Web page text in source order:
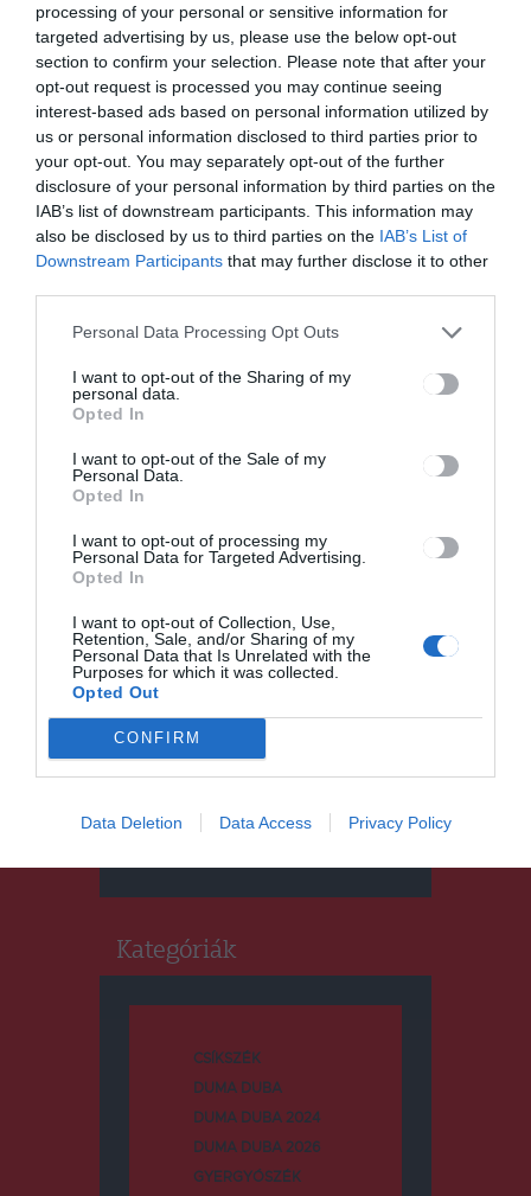
processing of your personal or sensitive information for
targeted advertising by us, please use the below opt-out
section to confirm your selection. Please note that after your
opt-out request is processed you may continue seeing
interest-based ads based on personal information utilized by
us or personal information disclosed to third parties prior to
your opt-out. You may separately opt-out of the further
disclosure of your personal information by third parties on the
IAB’s list of downstream participants. This information may
also be disclosed by us to third parties on the IAB’s List of
Downstream Participants that may further disclose it to other
Personal Data Processing Opt Outs
I want to opt-out of the Sharing of my
personal data.
Opted In
I want to opt-out of the Sale of my
Personal Data.
Opted In
I want to opt-out of processing my
Personal Data for Targeted Advertising.
Opted In
I want to opt-out of Collection, Use,
Retention, Sale, and/or Sharing of my
Personal Data that Is Unrelated with the
Purposes for which it was collected.
Opted Out
CONFIRM
Data Deletion Data Access Privacy Policy
Ez is érdekelheti
HÍRLISTA
Kevés az új eset, nőtt a
beoltottak száma a megyében
HÍRLISTA
világnap
Keresés
Keresés:
Kategóriák
CSÍKSZÉK
DUMA DUBA
DUMA DUBA 2024
DUMA DUBA 2026
GYERGYÓSZÉK